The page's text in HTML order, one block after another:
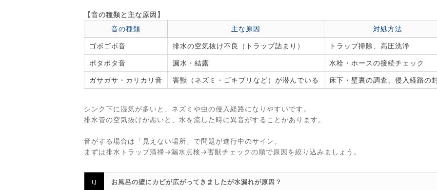
【音の種類と主な原因】
音の種類
主な原因 対処方法
ゴボゴボ音 排水の空気抜け不良（トラップ詰まり） トラップ掃除、高圧洗浄
ポタポタ音 漏水・結露 水栓・ホースの接続チェック
ガサガサ・カリカリ音 害獣（ネズミ・ゴキブリなど）が潜んでいる 床下・壁裏の調査、侵入経路の
シンク下に湿気が多いと、ネズミや虫の侵入経路になりやすいです。
排水管の空気抜けが悪いと、水を流した時に異音がすることがあります。
音がする場合は「見えない場所」で問題が進行中のサイン。
まずは排水トラップ清掃→漏水点検→害獣チェックの順で原因を絞り込みましょう。
お風呂の壁にカビが広がってきましたが水漏れが原因？